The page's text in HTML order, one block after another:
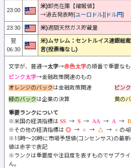
23:00
米)卸売在庫【確報値】
→過去発表時[ユーロドル][ ドル円]
23:30 米)週間天然ガス貯蔵量
翌
06:30
米)ムサレム：セントルイス連銀総
言(投票権なし)
文字が、普通→太字→赤色太字の順番で重要なも
ピンク太字→金融政策関連のもの
オレンジのバックは金融政策関連 ピン
緑のバックは企業の決算 黄の
重要ランクについて
※米国の経済指標は
→ → → →
※その他の経済指標は
→ → →
の4
※15時～20時に市場予想値(コンセンサス)の最
値は赤字で表記
※ランクは重要度や注目度を表すものでサプラ
ん。